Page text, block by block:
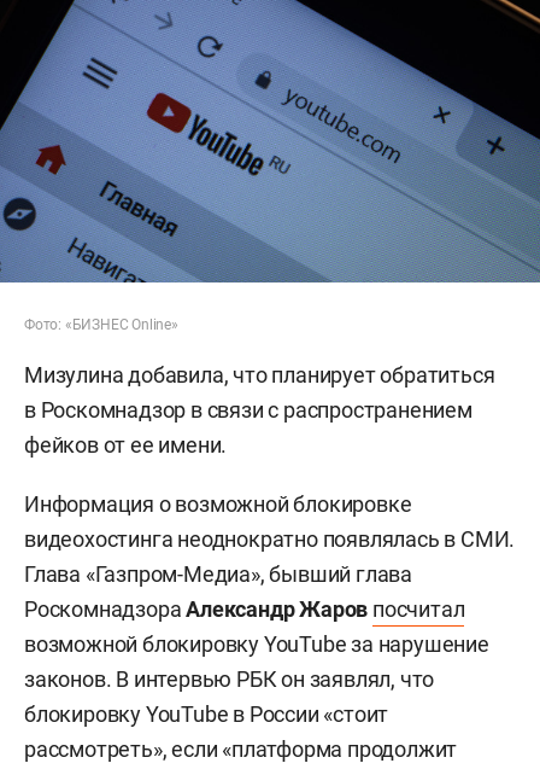
Фото: «БИЗНЕС Online»
Мизулина добавила, что планирует обратиться
в Роскомнадзор в связи с распространением
фейков от ее имени.
Информация о возможной блокировке
видеохостинга неоднократно появлялась в СМИ.
Глава «Газпром-Медиа», бывший глава
РоскомнадзораАлександрЖаров посчитал
возможной блокировку YouTube за нарушение
законов. В интервью РБК он заявлял, что
блокировку YouTube в России «стоит
рассмотреть», если «платформа продолжит